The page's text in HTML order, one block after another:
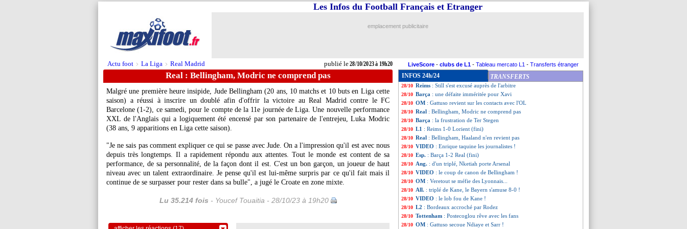
Actu foot > La Liga > Real Madrid publié le28/10/2023 à 19h20
Les Infos du Football Français et Etranger
emplacement publicitaire
LiveScore - clubs de L1 - Tableau mercato L1 - Transferts étranger
Real : Bellingham, Modric ne comprend pas
Malgré une première heure insipide, Jude Bellingham(20 ans, 10 matchs et 10 buts en Liga cette
saison) a réussi à inscrire un doublé afin d'offrir la victoire au Real Madrid contre le FC
Barcelone (1-2), ce samedi, pour le compte de la 11e journée de Liga. Une nouvelle performance
XXL de l'Anglais qui a logiquement été encensé par son partenaire de l'entrejeu, Luka Modric
(38 ans, 9 apparitions en Liga cette saison).
"Je ne sais pas comment expliquer ce qui se passe avec Jude. On a l'impression qu'il est avec nous
depuis très longtemps. Il a rapidement répondu aux attentes. Tout le monde est content de sa
performance, de sa personnalité, de la façon dont il est. C'est un bon garçon, un joueur de haut
niveau avec un talent extraordinaire. Je pense qu'il est lui-même surpris par ce qu'il fait mais il
continue de se surpasser pour rester dans sa bulle", a jugé le Croate en zone mixte.
Lu 35.214 fois - Youcef Touaitia - 28/10/23 à 19h20
INFOS 24h/24 TRANSFERTS
28/10 Bayern : Neuer n'a jamais pensé à la retraite
28/10 L2: les résultats de la soirée
28/10 Lorient : Le Bris s'attendait à plus souffrir
28/10 L1: Lens-Nantes, les compos
28/10 Reims : Still s'est excusé auprès de l'arbitre
28/10 Barça : une défaite imméritée pour Xavi
28/10 OM : Gattuso revient sur les contacts avec l'OL
28/10 Real : Bellingham, Modric ne comprend pas
28/10 Barça : la frustration de Ter Stegen
28/10 L1 : Reims 1-0 Lorient (fini)
28/10 Real : Bellingham, Haaland n'en revient pas
28/10 VIDEO : Enrique taquine les journalistes !
28/10 Esp. : Barça 1-2 Real (fini)
28/10 Ang. : d'un triplé, Nketiah porte Arsenal
28/10 VIDEO : le coup de canon de Bellingham !
28/10 OM : Veretout se méfie des Lyonnais...
28/10 All. : triplé de Kane, le Bayern s'amuse 8-0 !
28/10 VIDEO : le lob fou de Kane !
28/10 L2 : Bordeaux accroché par Rodez
28/10 Tottenham : Postecoglou rêve avec les fans
28/10 OM : Gattuso secoue Ndiaye et Sarr !